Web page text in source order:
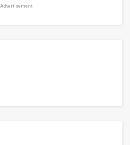
Advertisement